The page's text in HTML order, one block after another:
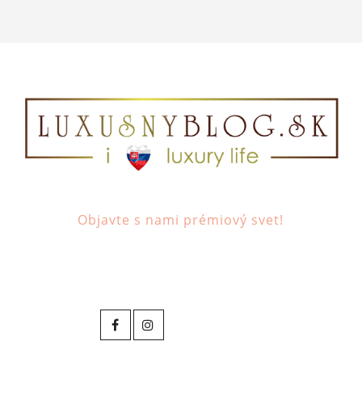
Objavte s nami prémiový svet!